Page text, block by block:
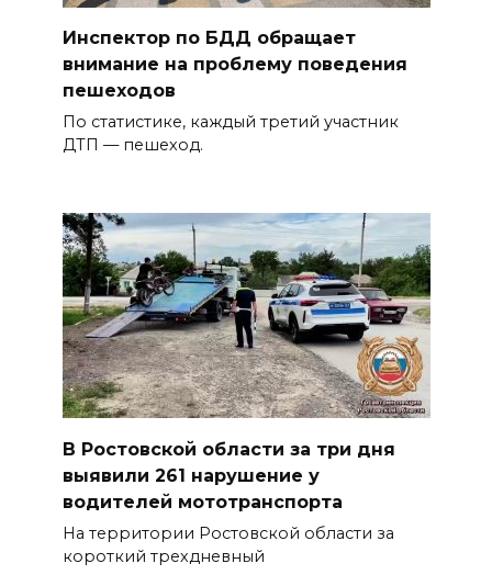
Инспектор по БДД обращает
внимание на проблему поведения
пешеходов
По статистике, каждый третий участник
ДТП — пешеход.
В Ростовской области за три дня
выявили 261 нарушение у
водителей мототранспорта
На территории Ростовской области за
короткий трехдневный